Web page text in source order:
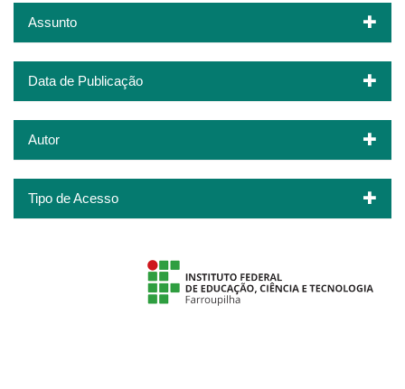
Assunto
Data de Publicação
Autor
Tipo de Acesso